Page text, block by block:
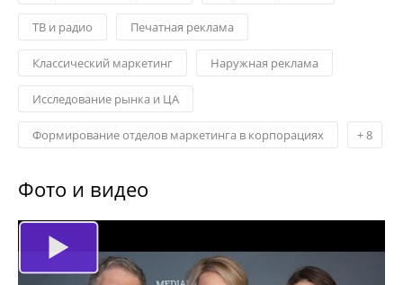
ТВ и радио Печатная реклама
Классический маркетинг Наружная реклама
Исследование рынка и ЦА
Формирование отделов маркетинга в корпорациях +8
Фото и видео